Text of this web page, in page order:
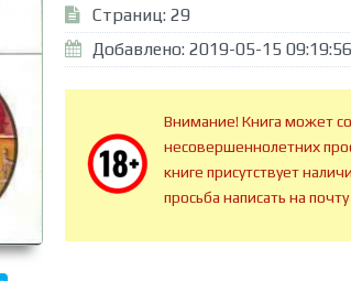
Страниц: 29
Добавлено: 2019-05-15 09:19:56
Внимание! Книга может
несовершеннолетних
книге присутствует
просьба написать на почту